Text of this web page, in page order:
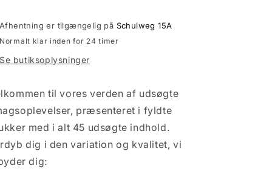
-
badesalte,
chokoladechips,
krydderier
til
uforlignelig
nydelse!
-
badesalte,
chokoladechips,
krydderier
til
uforlignelig
nydelse!
Afhentning er tilgængelig på Schulweg 15A
Normalt klar inden for 24 timer
Se butiksoplysninger
til vores verden af ​​udsøgte
præsenteret i fyldte
med i alt 45 udsøgte indhold.
dig i den variation og kvalitet, vi
dig: